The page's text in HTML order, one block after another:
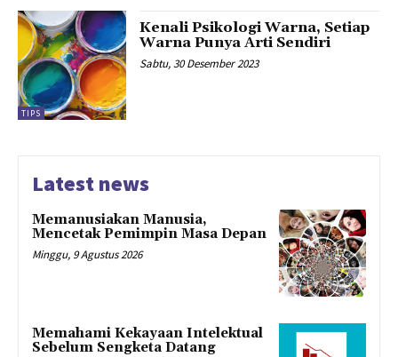
TIPS
Kenali Psikologi Warna, Setiap
Warna Punya Arti Sendiri
Sabtu, 30 Desember 2023
Latest news
Memanusiakan Manusia,
Mencetak Pemimpin Masa Depan
Minggu, 9 Agustus 2026
Memahami Kekayaan Intelektual
Sebelum Sengketa Datang